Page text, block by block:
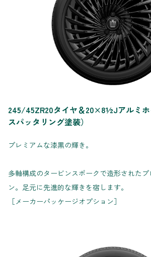
245/45ZR20タイヤ＆20×8½Jアルミホ
スパッタリング塗装）
プレミアムな漆黒の輝き。
多軸構成のタービンスポークで造形されたプ
ン。足元に先進的な輝きを宿します。
［メーカーパッケージオプション］